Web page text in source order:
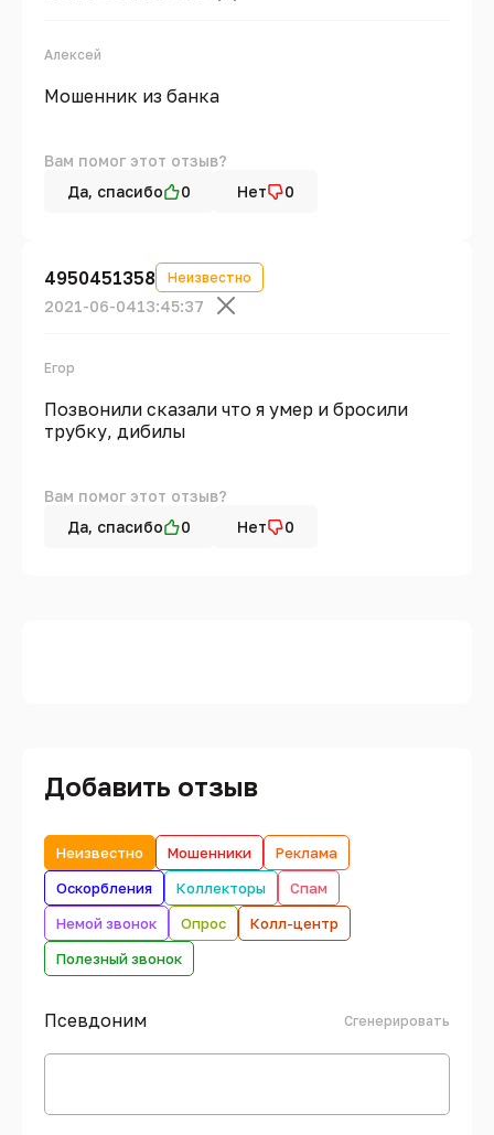
Алексей
Мошенник из банка
Вам помог этот отзыв?
Да, спасибо
0 Нет 0
4950451358 Неизвестно
2021-06-0413:45:37
Егор
Позвонили сказали что я умер и бросили
трубку, дибилы
Вам помог этот отзыв?
Да, спасибо
0 Нет 0
Добавить отзыв
Неизвестно Мошенники
Реклама
Оскорбления
Коллекторы
Спам
Немой звонок
Опрос
Колл-центр
Полезный звонок
Псевдоним Сгенерировать